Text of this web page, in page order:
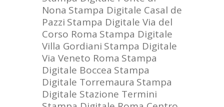
Nona Stampa Digitale Casal de
Pazzi Stampa Digitale Via del
Corso Roma Stampa Digitale
Villa Gordiani Stampa Digitale
Via Veneto Roma Stampa
Digitale Boccea Stampa
Digitale Torremaura Stampa
Digitale Stazione Termini